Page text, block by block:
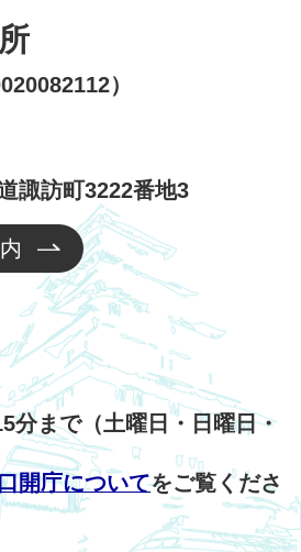
）
諏訪町3222番地3
分まで（土曜日・日曜日・
開庁についてをご覧くださ